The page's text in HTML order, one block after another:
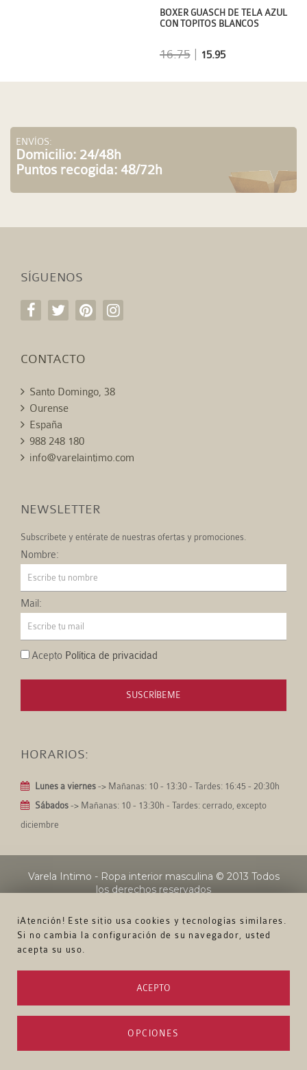
¡Atención! Este sitio usa cookies y tecnologías similares.
Si no cambia la configuración de su navegador, usted
acepta su uso.
ACEPTO
OPCIONES
BOXER GUASCH DE TELA AZUL
CON TOPITOS BLANCOS
16.75| 15.95
ENVÍOS:
Domicilio: 24/48h
Puntos recogida: 48/72h
SÍGUENOS
CONTACTO
Santo Domingo, 38
Ourense
España
988 248 180
info@varelaintimo.com
NEWSLETTER
Subscríbete y entérate de nuestras ofertas y promociones.
Nombre:
Mail:
Acepto Política de privacidad
SUSCRÍBEME
HORARIOS:
Lunes a viernes -> Mañanas: 10 - 13:30 - Tardes: 16:45 - 20:30h
Sábados -> Mañanas: 10 - 13:30h - Tardes: cerrado, excepto
diciembre
Varela Intimo - Ropa interior masculina © 2013 Todos
los derechos reservados